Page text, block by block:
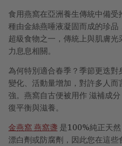
食用燕窩在亞洲養生傳統中備受
種由金絲燕唾液凝固而成的珍品
超級食物之一，傳統上與肌膚
力息息相關。
為何特別適合春季？季節更迭對
變化、活動量增加，對許多人而
強。燕窩自古便被用作 滋補成分
復平衡與滋養。
金燕窩 燕窩盞 是100%純正天
漂白劑或防腐劑，因此您在這